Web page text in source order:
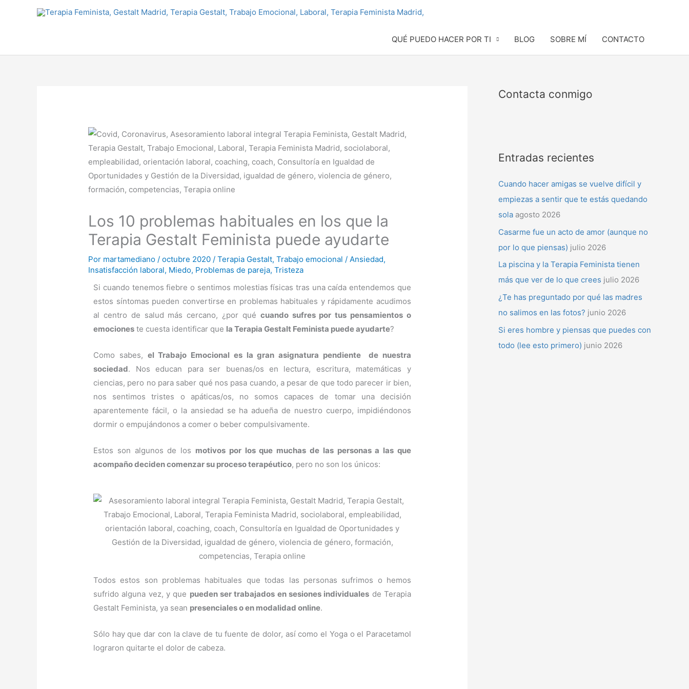
QUÉ PUEDO HACER POR TI BLOG SOBRE MÍ CONTACTO
Los 10 problemas habituales en los que la
Terapia Gestalt Feminista puede ayudarte
Por martamediano/octubre 2020/Terapia Gestalt,Trabajo emocional /Ansiedad,
Insatisfacción laboral, Miedo, Problemas de pareja,Tristeza
Si cuando tenemos fiebre o sentimos molestias físicas tras una caída entendemos que
estos síntomas pueden convertirse en problemas habituales y rápidamente acudimos
al centro de salud más cercano, ¿por qué cuando sufres por tus pensamientos o
emociones te cuesta identificar que la Terapia Gestalt Feminista puede ayudarte?
Como sabes, el Trabajo Emocional es la gran asignatura pendiente de nuestra
sociedad. Nos educan para ser buenas/os en lectura, escritura, matemáticas y
ciencias, pero no para saber qué nos pasa cuando, a pesar de que todo parecer ir bien,
nos sentimos tristes o apáticas/os, no somos capaces de tomar una decisión
aparentemente fácil, o la ansiedad se ha adueña de nuestro cuerpo, impidiéndonos
dormir o empujándonos a comer o beber compulsivamente.
Estos son algunos de los motivos por los que muchas de las personas a las que
acompaño deciden comenzar su proceso terapéutico, pero no son los únicos:
Todos estos son problemas habituales que todas las personas sufrimos o hemos
sufrido alguna vez, y que pueden ser trabajados en sesiones individuales de Terapia
Gestalt Feminista, ya sean presenciales o en modalidad online.
Sólo hay que dar con la clave de tu fuente de dolor, así como el Yoga o el Paracetamol
lograron quitarte el dolor de cabeza.
Contacta conmigo
Entradas recientes
Cuando hacer amigas se vuelve difícil y
empiezas a sentir que te estás quedando
sola agosto 2026
Casarme fue un acto de amor (aunque no
por lo que piensas) julio 2026
La piscina y la Terapia Feminista tienen
más que ver de lo que crees julio 2026
¿Te has preguntado por qué las madres
no salimos en las fotos? junio 2026
Si eres hombre y piensas que puedes con
todo (lee esto primero) junio 2026